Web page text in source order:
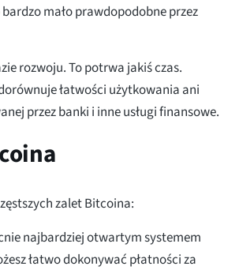
mało prawdopodobne przez
rozwoju. To potrwa jakiś czas.
łatwości użytkowania ani
przez banki i inne usługi finansowe.
zalet Bitcoina:
najbardziej otwartym systemem
łatwo dokonywać płatności za